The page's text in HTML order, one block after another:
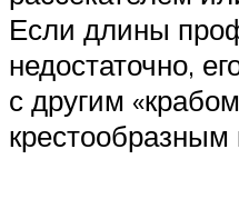
Если длины
недостаточно,
с другим